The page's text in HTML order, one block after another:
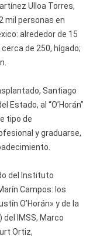
Ulloa Torres,
mil personas en
alrededor de 15
de 250, hígado;
Santiago
Estado, al “O’Horán”
tipo de
y graduarse,
del Instituto
Campos: los
O’Horán» y de la
del IMSS, Marco
Ortiz,